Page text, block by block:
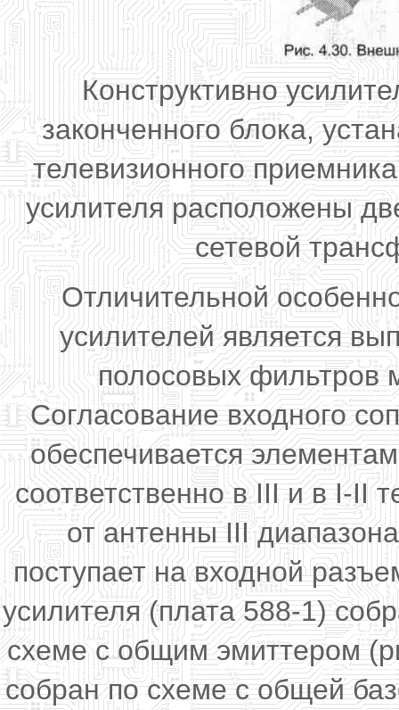
Конструктивно
законченного блока,
телевизионного
усилителя расположены
сетевой
Отличительной
усилителей является
полосовых фильтров
Согласование входного
обеспечивается
соответственно в III и в I-II
от антенны III
поступает на входной
усилителя (плата 588-1)
схеме с общим эмиттером
собран по схеме с общей